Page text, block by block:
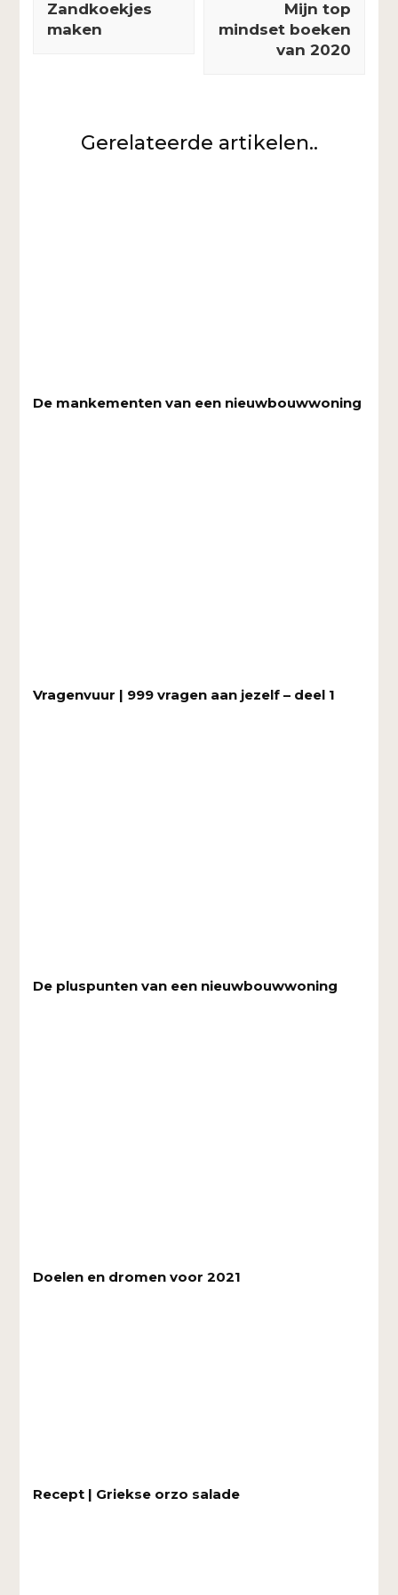
Zandkoekjes
maken
Mijn top
mindset boeken
van 2020
Gerelateerde artikelen..
De mankementen van een nieuwbouwwoning
Vragenvuur | 999 vragen aan jezelf – deel 1
De pluspunten van een nieuwbouwwoning
Doelen en dromen voor 2021
Recept | Griekse orzo salade